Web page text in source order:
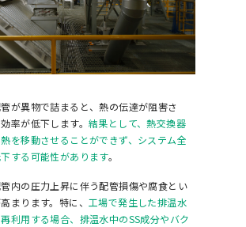
が異物で詰まると、熱の伝達が阻害さ
率が低下します。 結果として、熱交換器
を移動させることができず、システム全
する可能性があります。
内の圧力上昇に伴う配管損傷や腐食とい
まります。特に、 工場で発生した排温水
利用する場合、排温水中のSS成分やバク